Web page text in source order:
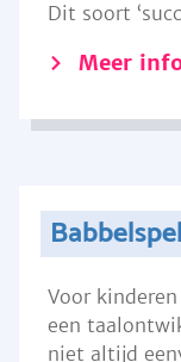
Dit soort
Meer
Babbelspel
Voor
een
niet altijd